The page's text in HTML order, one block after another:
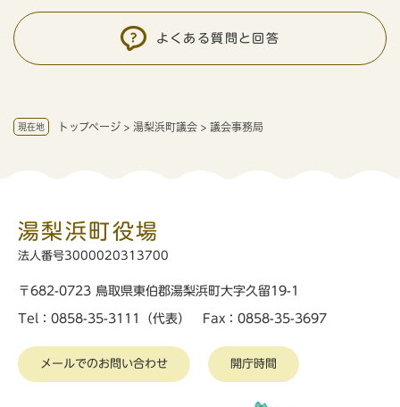
現在地 トップページ > 湯梨浜町議会 > 議会事務局
よくある質問と回答
湯梨浜町役場
法人番号3000020313700
〒682-0723 鳥取県東伯郡湯梨浜町大字久留19-1
Tel：0858-35-3111（代表） Fax：0858-35-3697
メールでのお問い合わせ 開庁時間